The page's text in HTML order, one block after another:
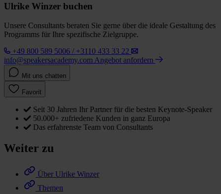
Ulrike Winzer buchen
Unsere Consultants beraten Sie gerne über die ideale Gestaltung des
Programms für Ihre spezifische Zielgruppe.
+49 800 589 5006 / +3110 433 33 22
info@speakersacademy.com Angebot anfordern
Mit uns chatten
Favorit
Seit 30 Jahren Ihr Partner für die besten Keynote-Speaker
50.000+ zufriedene Kunden in ganz Europa
Das erfahrenste Team von Consultants
Weiter zu
Über Ulrike Winzer
Themen